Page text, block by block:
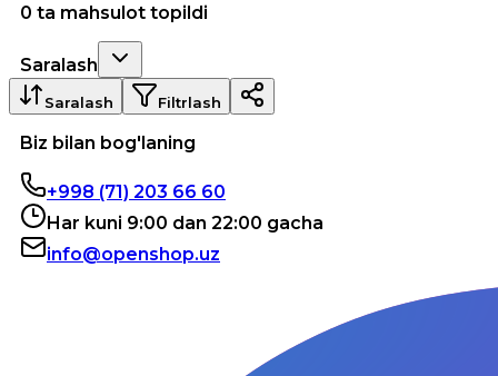
0 ta mahsulot topildi
Saralash
Saralash Filtrlash
Biz bilan bog'laning
+998 (71) 203 66 60
Har kuni 9:00 dan 22:00 gacha
info@openshop.uz